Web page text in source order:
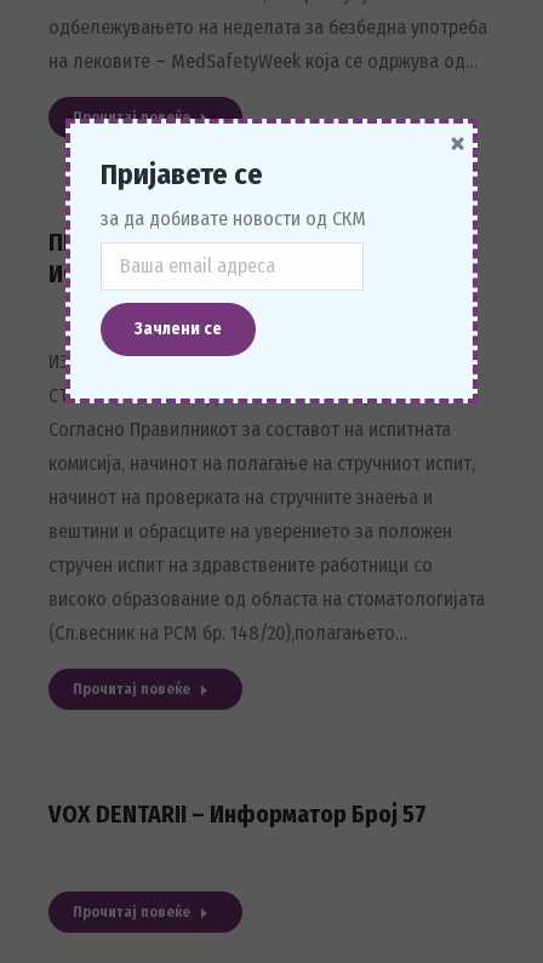
одбележувањето на неделата за безбедна употреба
на лековите – MedSafetyWeek која се одржува од…
Прочитај повеќе
ПРИЈАВУВАЊЕ ЗА ПОЛАГАЊЕ НА СТРУЧЕН
ИСПИТ ВО ДЕКЕМВРИСКА СЕСИЈА 2024
ИЗВЕСТУВАЊЕ ПРИЈАВУВАЊЕ ЗА ПОЛАГАЊЕ НА
СТРУЧЕН ИСПИТ ВО ДЕКЕМВРИСКА СЕСИЈА 2024
Согласно Правилникот за составот на испитната
комисија, начинот на полагање на стручниот испит,
начинот на проверката на стручните знаења и
вештини и обрасците на уверението за положен
стручен испит на здравствените работници со
високо образование од областа на стоматологијата
(Сл.весник на РСМ бр. 148/20),полагањето…
Прочитај повеќе
VOX DENTARII – Информатор Број 57
Прочитај повеќе
Пријавете се
за да добивате новости од СКМ
×